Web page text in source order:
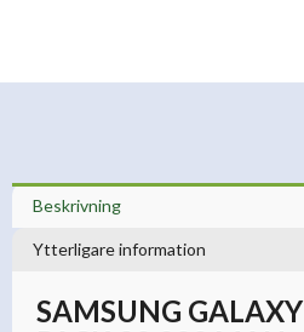
Beskrivning
Ytterligare information
SAMSUNG